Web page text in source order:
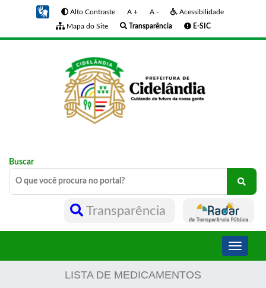
Alto Contraste A + A -
Acessibilidade
Mapa do Site
Transparência E-SIC
Buscar
Transparência
Toggle
LISTA DE MEDICAMENTOS